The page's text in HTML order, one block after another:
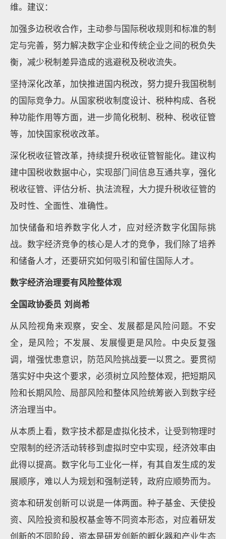
维。建议：
加强多边税收合作，主动参与国际税收规则和标准的制
定与完善，努力解决数字企业和传统企业之间的税负失
衡，减少税制差异造成的逃避税及税收流失。
坚持深化改革，加快推进国内税改，努力提升我国税制
的国际竞争力。从国家税收制度设计、税种构成、各税
种功能作用等方面，进一步简化税制、税种、税收征管
等，加快国家税收改革。
深化税收征管改革，持续提升税收征管智能化。建议构
建中国税收数据中心，实现部门间信息互通共享，强化
税收征管、评估分析、执法流程，大力提升税收征管的
及时性、全面性、准确性。
加快储备和培养数字化人才，应对经济数字化国际挑
战。数字经济竞争的核心是人才的竞争，我们除了培养
和储备人才，还要研究如何吸引和留住国际人才。
数字经济治理要有风险整体观
全国政协委员 刘尚希
从风险视角来观察，安全、发展都是风险问题。不安
全，是风险；不发展、发展慢更是风险。中央反复强
调，增强忧患意识，防范风险挑战要一以贯之。要贯彻
落实好中央这个要求，必须树立风险整体观，把短期风
险和长期风险、局部风险和整体风险统筹嵌入到数字经
济治理当中。
从本质上看，数字技术都是虚拟化技术，让受到物理时
空限制的经济活动转移到虚拟时空中实现，经济效率由
此得以提高。数字化与工业化一样，有其自发生成的发
展顺序，难以人为规划和强制逆转，政府应顺势而为。
资本和研发创新可以说是一体两面。种子基金、天使投
资、风险投资和股权基金等不同资本形态，对应着研发
创新的不同阶段，资本是研发创新的孵化器和产业生态